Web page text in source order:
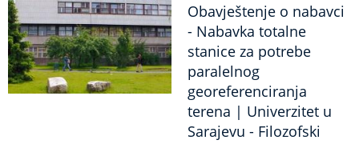
Obavještenje o nabavci
- Nabavka totalne
stanice za potrebe
paralelnog
georeferenciranja
terena | Univerzitet u
Sarajevu - Filozofski